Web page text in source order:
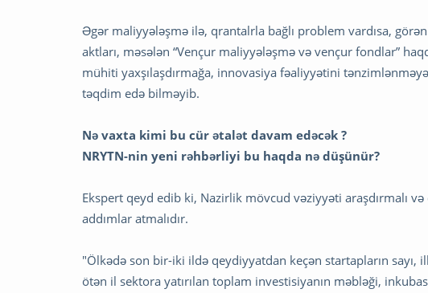
Əgər maliyyələşmə ilə, qrantalrla bağlı problem vardısa,
aktları, məsələn “Vençur maliyyələşmə və vençur fondlar”
mühiti yaxşılaşdırmağa, innovasiya fəaliyyətini
təqdim edə bilməyib.
Nə vaxta kimi bu cür ətalət davam edəcək ?
NRYTN-nin yeni rəhbərliyi bu haqda nə düşünür?
Ekspert qeyd edib ki, Nazirlik mövcud vəziyyəti araşdırmalı
addımlar atmalıdır.
"Ölkədə son bir-iki ildə qeydiyyatdan keçən startapların sayı,
ötən il sektora yatırılan toplam investisiyanın məbləği,